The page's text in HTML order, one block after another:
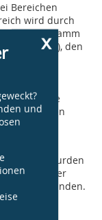
Bereichen
wird durch
Hausschwamm
Parkett), den
darunter
im
Der zweite
zwischen
wurden
sowie der
vorgefunden.
dem
x
und